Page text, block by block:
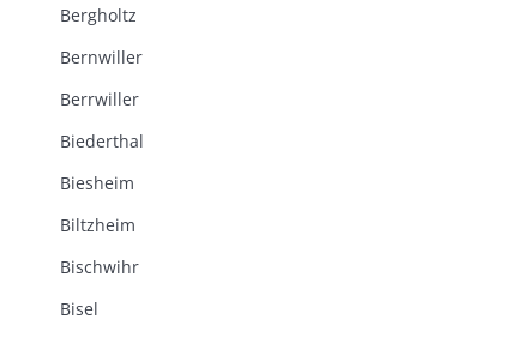
Bergholtz
Bernwiller
Berrwiller
Biederthal
Biesheim
Biltzheim
Bischwihr
Bisel